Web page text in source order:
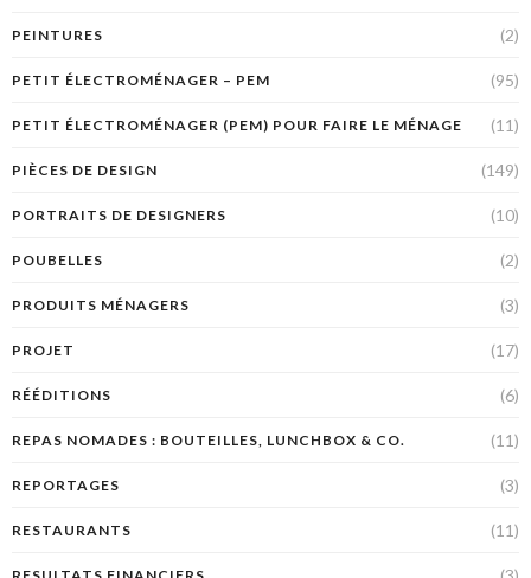
PEINTURES (2)
PETIT ÉLECTROMÉNAGER – PEM (95)
PETIT ÉLECTROMÉNAGER (PEM) POUR FAIRE LE MÉNAGE (11)
PIÈCES DE DESIGN (149)
PORTRAITS DE DESIGNERS (10)
POUBELLES (2)
PRODUITS MÉNAGERS (3)
PROJET (17)
RÉÉDITIONS (6)
REPAS NOMADES : BOUTEILLES, LUNCHBOX & CO. (11)
REPORTAGES (3)
RESTAURANTS (11)